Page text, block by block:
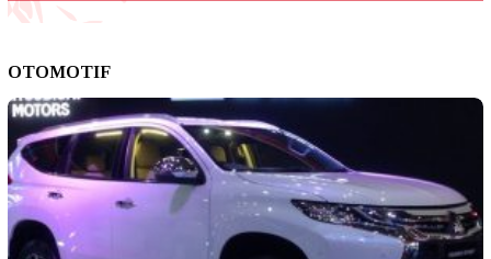
OTOMOTIF